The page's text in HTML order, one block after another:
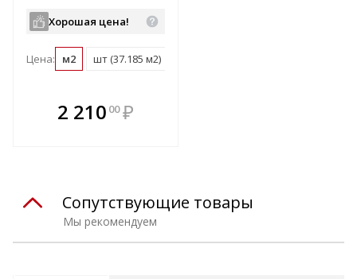
арт.300435
Хорошая цена!
Цена: м2 шт (37.185 м2)
2 210 00 ₽
Мы рекомендуем
Сопутствующие товары